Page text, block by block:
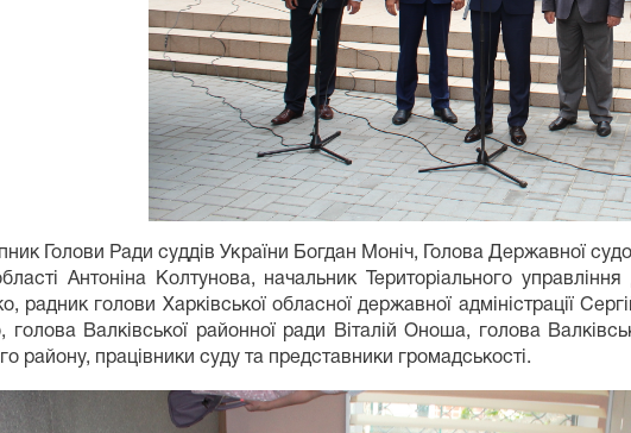
Голови Ради суддів України Богдан Моніч, Голова Державної
Антоніна Колтунова, начальник Територіального
радник голови Харківської обласної державної адміністрації
голова Валківської районної ради Віталій Оноша, голова
району, працівники суду та представники громадськості.